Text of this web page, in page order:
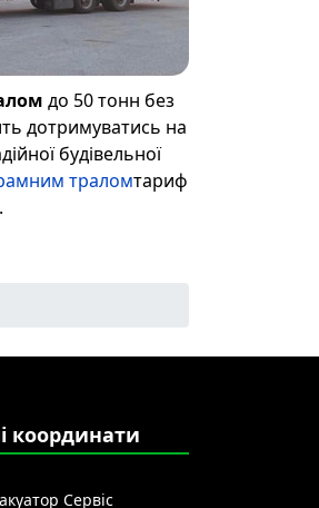
до 50 тонн без
дотримуватись на
будівельної
траломтариф
координати
Сервіс